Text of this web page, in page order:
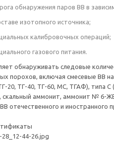
обнаружения паров ВВ в
изотопного источника;
калибровочных операций;
газового питания.
обнаруживать следовые
порохов, включая смесевые ВВ на
20, ТГ-40, ТГ-60, МС, ТГАФ), типа
скальный аммонит, аммонит № 6-
отечественного и иностранного